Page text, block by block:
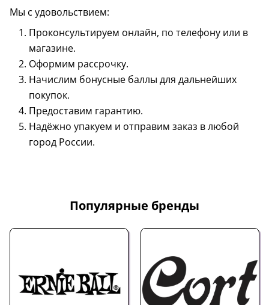
Мы с удовольствием:
Проконсультируем онлайн, по телефону или в
магазине.
Оформим рассрочку.
Начислим бонусные баллы для дальнейших
покупок.
Предоставим гарантию.
Надёжно упакуем и отправим заказ в любой
город России.
Популярные бренды